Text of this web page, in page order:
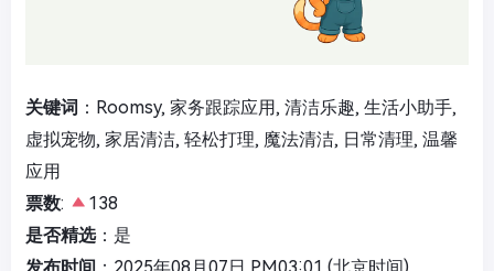
关键词 ：Roomsy, 家务跟踪应用, 清洁乐趣, 生活小助手,
虚拟宠物, 家居清洁, 轻松打理, 魔法清洁, 日常清理, 温馨
应用
票数:
138
是否精选：是